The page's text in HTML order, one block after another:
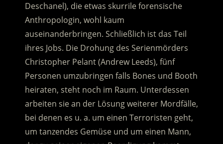
Deschanel), die etwas skurrile forensische
Anthropologin, wohl kaum
auseinanderbringen. Schließlich ist das Teil
ihres Jobs. Die Drohung des Serienmörders
Christopher Pelant (Andrew Leeds), fünf
Personen umzubringen falls Bones und Booth
heiraten, steht noch im Raum. Unterdessen
arbeiten sie an der Lösung weiterer Mordfälle,
bei denen es u. a. um einen Terroristen geht,
um tanzendes Gemüse und um einen Mann,